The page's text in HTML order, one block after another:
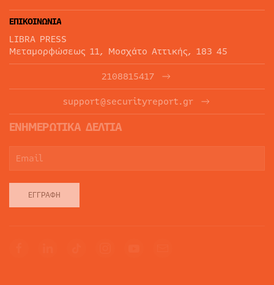
ΕΠΙΚΟΙΝΩΝΙΑ
LIBRA PRESS
Μεταμορφώσεως 11, Μοσχάτο Αττικής, 183 45
2108815417
support@securityreport.gr
ΕΝΗΜΕΡΩΤΙΚΑ ΔΕΛΤΙΑ
ΕΓΓΡΑΦΉ